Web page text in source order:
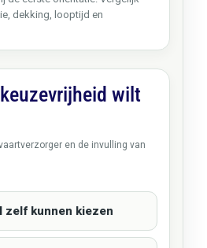
dekking, looptijd en
wilt
en de invulling van
zelf kunnen kiezen